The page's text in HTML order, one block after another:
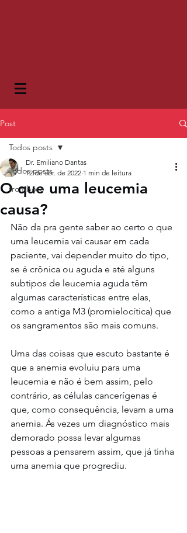
Post
Todos posts
trombose
Todos posts
O que uma leucemia
causa?
Dr. Emiliano Dantas
12 de abr. de 2022 1 min de leitura
Não da pra gente saber ao certo o que
uma leucemia vai causar em cada
paciente, vai depender muito do tipo,
se é crônica ou aguda e até alguns
subtipos de leucemia aguda têm
algumas características entre elas,
como a antiga M3 (promielocítica) que
os sangramentos são mais comuns.
Uma das coisas que escuto bastante é
que a anemia evoluiu para uma
leucemia e não é bem assim, pelo
contrário, as células cancerígenas é
que, como consequência, levam a uma
anemia. Ás vezes um diagnóstico mais
demorado possa levar algumas
pessoas a pensarem assim, que já tinha
uma anemia que progrediu.